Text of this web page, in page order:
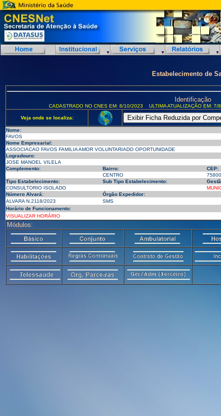
Estabelecimento de
Identificação
CADASTRADO NO CNES EM: 8/10/2023 ULTIMA ATUALIZAÇÃO EM:
Veja onde se localiza:
Nome:
FAVOS
Nome Empresarial:
ASSOCIACAO FAVOS FAMILIA AMOR VOLUNTARIADO OPORTUNIDADE
Logradouro:
JOSE MANOEL VILELA
Complemento:
Bairro:
CEP:
CENTRO
Tipo Estabelecimento:
Sub Tipo Estabelecimento:
CONSULTORIO ISOLADO
Número Alvará:
Órgão Expedidor:
ALVARA N.2118/2023
SMS
Horário de Funcionamento:
VISUALIZAR HORÁRIO
Módulos: